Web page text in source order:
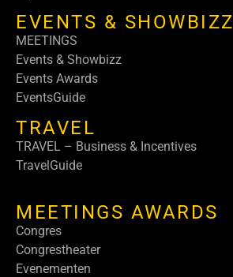
EVENTS & SHOWBIZZ
MEETINGS
Events & Showbizz
Events Awards
EventsGuide
TRAVEL
TRAVEL – Business & Incentives
TravelGuide
MEETINGS AWARDS
Congres
Congrestheater
Evenementen